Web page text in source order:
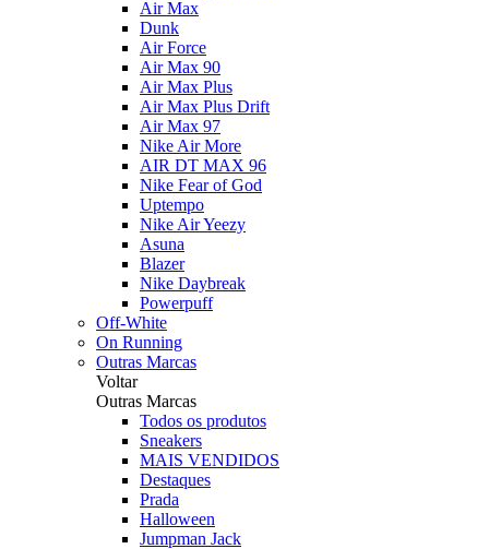
Air Max
Dunk
Air Force
Air Max 90
Air Max Plus
Air Max Plus Drift
Air Max 97
Nike Air More
AIR DT MAX 96
Nike Fear of God
Uptempo
Nike Air Yeezy
Asuna
Blazer
Nike Daybreak
Powerpuff
Off-White
On Running
Outras Marcas
Voltar
Outras Marcas
Todos os produtos
Sneakers
MAIS VENDIDOS
Destaques
Prada
Halloween
Jumpman Jack